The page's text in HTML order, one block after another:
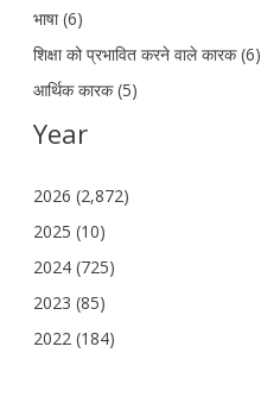
भाषा (6)
शिक्षा को प्रभावित करने वाले कारक (6)
आर्थिक कारक (5)
Year
2026 (2,872)
2025 (10)
2024 (725)
2023 (85)
2022 (184)